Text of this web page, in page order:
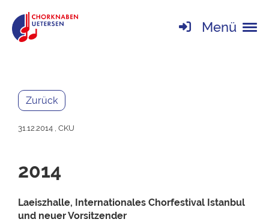
Menü
Zurück
31.12.2014 , CKU
2014
Laeiszhalle, Internationales Chorfestival Istanbul
und neuer Vorsitzender